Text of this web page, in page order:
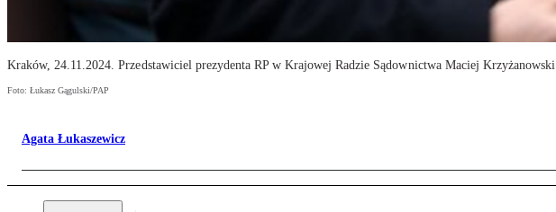
Kraków, 24.11.2024. Przedstawiciel prezydenta RP w Krajowej Radzie Sądownictwa Maciej Krzyżanowski
Foto: Łukasz Gągulski/PAP
Agata Łukaszewicz